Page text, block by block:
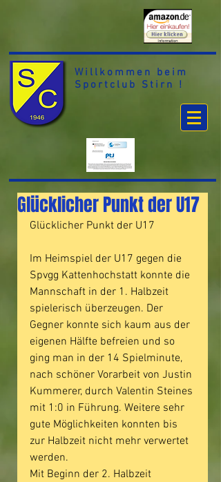
Willkommen beim
Sportclub Stirn !
Glücklicher Punkt der U17
Glücklicher Punkt der U17
Im Heimspiel der U17 gegen die
Spvgg Kattenhochstatt konnte die
Mannschaft in der 1. Halbzeit
spielerisch überzeugen. Der
Gegner konnte sich kaum aus der
eigenen Hälfte befreien und so
ging man in der 14 Spielminute,
nach schöner Vorarbeit von Justin
Kummerer, durch Valentin Steines
mit 1:0 in Führung. Weitere sehr
gute Möglichkeiten konnten bis
zur Halbzeit nicht mehr verwertet
werden.
Mit Beginn der 2. Halbzeit